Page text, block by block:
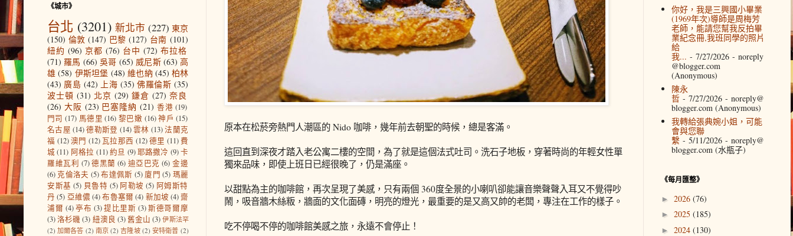
原本在松菸旁熱門人潮區的 Nido 咖啡，幾年前去朝聖的時候，總是客滿。
這回直到深夜才踏入老公寓二樓的空間，為了就是這個法式吐司。洗石子地板，穿著時尚的年輕女性單
獨來品味，即使上班日已經很晚了，仍是滿座。
以甜點為主的咖啡館，再次呈現了美感，只有兩個 360度全景的小喇叭卻能讓音樂聲聲入耳又不覺得吵
鬧，吸音牆木絲粄，牆面的文化面磚，明亮的燈光，最重要的是又高又帥的老闆，專注在工作的樣子。
吃不停喝不停的咖啡館美感之旅，永遠不會停止！
《城市》
台北 (3201) 新北市 (227) 東京
(150) 倫敦 (147) 巴黎 (127) 台南 (101)
紐約 (96) 京都 (76) 台中 (72) 布拉格
(71) 羅馬 (66) 吳哥 (65) 威尼斯 (63) 高
雄 (58) 伊斯坦堡 (48) 維也納 (45) 柏林
(43) 廣島 (42) 上海 (35) 佛羅倫斯 (35)
波士頓 (31) 北京 (29) 鎌倉 (27) 奈良
(26) 大阪 (23) 巴塞隆納 (21) 香港 (19)
門司 (17) 馬德里 (16) 黎巴嫩 (16) 神戶 (15)
名古屋 (14) 德勒斯登 (14)雲林 (13)法蘭克
福 (12) 澳門 (12)瓦拉那西 (12) 德里 (11) 費
城 (11) 阿格拉 (11)約旦 (9) 耶路撒冷 (9)卡
羅維瓦利 (7) 德黑蘭 (6) 迪亞巴克 (6) 金邊
(6) 克倫洛夫 (5)布達佩斯 (5) 廈門 (5) 瑪麗
安斯基 (5) 貝魯特 (5) 阿勒坡 (5) 阿姆斯特
丹 (5) 亞維儂 (4) 布魯塞爾 (4) 新加坡 (4) 齋
浦爾 (4) 亭布 (3) 提比里斯 (3) 斯德哥爾摩
(3)洛杉磯 (3) 紐澳良 (3)舊金山 (3) 伊斯法罕
(2) 加爾各答 (2) 南京 (2) 吉隆坡 (2) 安特衛普 (2)
你好，我是三興國小畢業
(1969年次)導師是周梅芳
老師，能請您幫我反拍畢
業紀念冊,我班同學的照片
給
我... - 7/27/2026- noreply
@blogger.com
(Anonymous)
陳永
哲- 7/27/2026- noreply@
blogger.com (Anonymous)
我轉給張典婉小姐，可能
會與您聯
繫- 5/11/2026- noreply@
blogger.com (水瓶子)
《每月匯整》
► 2026 (76)
► 2025 (185)
► 2024 (130)